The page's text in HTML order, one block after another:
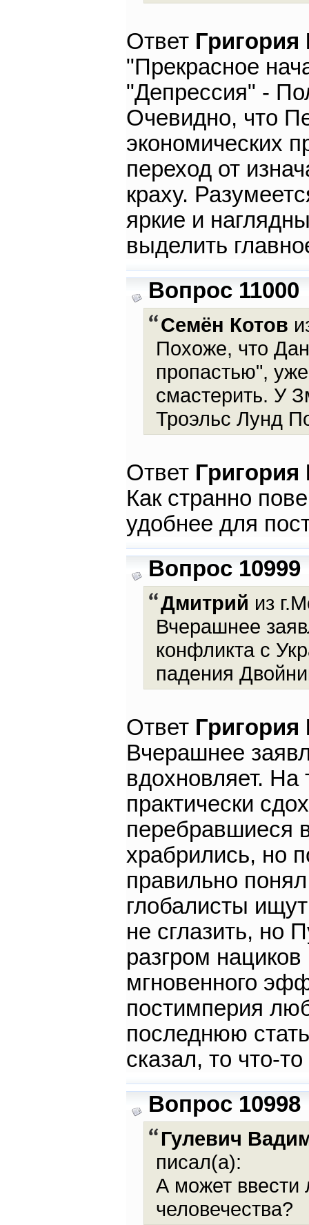
Ответ
"Прекрасное
"Депрессия" -
Очевидно, что
экономических
переход от
краху.
яркие и
выделить
Вопрос 11000
Семён Котов
Похоже, что
пропастью",
смастерить. У
Троэльс Лунд
Ответ
Как странно
удобнее для
Вопрос 10999
Дмитрий из
Вчерашнее
конфликта с
падения
Ответ
Вчерашнее
вдохновляет.
практически
перебравшиеся
храбрились, но
правильно
глобалисты
не сглазить, но
разгром
мгновенного
постимперия
последнюю
сказал, то что-
Вопрос 10998
Гулевич
писал(а):
А может ввести
человечества?